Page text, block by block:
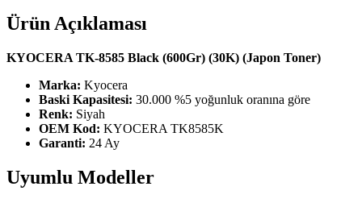
Ürün Açıklaması
KYOCERA TK-8585 Black (600Gr) (30K) (Japon Toner)
Marka: Kyocera
Baski Kapasitesi: 30.000 %5 yoğunluk oranına göre
Renk: Siyah
OEM Kod: KYOCERA TK8585K
Garanti: 24 Ay
Uyumlu Modeller